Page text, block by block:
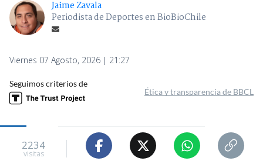
Jaime Zavala
Periodista de Deportes en BioBioChile
Viernes 07 Agosto, 2026 | 21:27
Seguimos criterios de
Ética y transparencia de BBCL
2234
visitas